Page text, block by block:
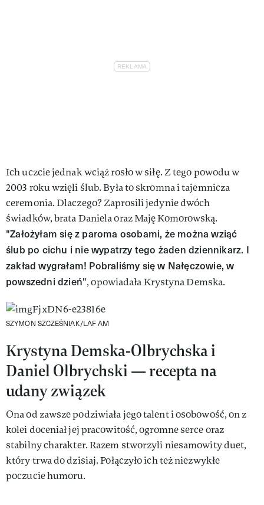
Ich uczcie jednak wciąż rosło w siłę. Z tego powodu w
2003 roku wzięli ślub. Była to skromna i tajemnicza
ceremonia. Dlaczego? Zaprosili jedynie dwóch
świadków, brata Daniela oraz Maję Komorowską.
"Założyłam się z paroma osobami, że można wziąć
ślub po cichu i nie wypatrzy tego żaden dziennikarz. I
zakład wygrałam! Pobraliśmy się w Nałęczowie, w
powszedni dzień", opowiadała Krystyna Demska.
SZYMON SZCZEŚNIAK/LAF AM
Krystyna Demska-Olbrychska i
Daniel Olbrychski — recepta na
udany związek
Ona od zawsze podziwiała jego talent i osobowość, on z
kolei doceniał jej pracowitość, ogromne serce oraz
stabilny charakter. Razem stworzyli niesamowity duet,
który trwa do dzisiaj. Połączyło ich też niezwykłe
poczucie humoru.